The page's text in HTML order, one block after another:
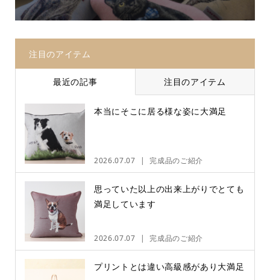
注目のアイテム
最近の記事 注目のアイテム
本当にそこに居る様な姿に大満足
2026.07.07 完成品のご紹介
思っていた以上の出来上がりでとても
満足しています
2026.07.07 完成品のご紹介
プリントとは違い高級感があり大満足